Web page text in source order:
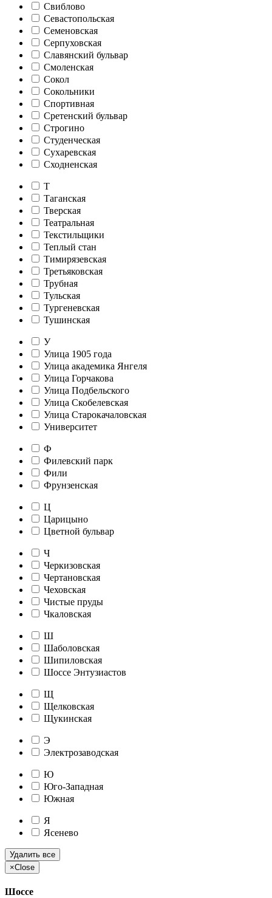
Свиблово
Севастопольская
Семеновская
Серпуховская
Славянский бульвар
Смоленская
Сокол
Сокольники
Спортивная
Сретенский бульвар
Строгино
Студенческая
Сухаревская
Сходненская
Т
Таганская
Тверская
Театральная
Текстильщики
Теплый стан
Тимирязевская
Третьяковская
Трубная
Тульская
Тургеневская
Тушинская
У
Улица 1905 года
Улица академика Янгеля
Улица Горчакова
Улица Подбельского
Улица Скобелевская
Улица Старокачаловская
Университет
Ф
Филевский парк
Фили
Фрунзенская
Ц
Царицыно
Цветной бульвар
Ч
Черкизовская
Чертановская
Чеховская
Чистые пруды
Чкаловская
Ш
Шаболовская
Шипиловская
Шоссе Энтузиастов
Щ
Щелковская
Щукинская
Э
Электрозаводская
Ю
Юго-Западная
Южная
Я
Ясенево
Удалить все
×Close
Шоссе